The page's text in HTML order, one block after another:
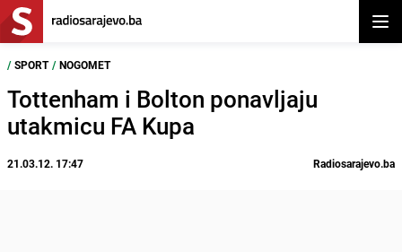
/ SPORT / NOGOMET
Tottenham i Bolton ponavljaju
utakmicu FA Kupa
21.03.12. 17:47 Radiosarajevo.ba